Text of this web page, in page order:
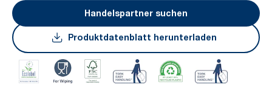
Handelspartner suchen
Produktdatenblatt herunterladen